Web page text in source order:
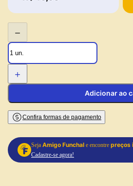
−
+
Adicionar ao
Confira formas de pagamento
Seja Amigo Funchal e encontre preços
Cadastre-se agora!